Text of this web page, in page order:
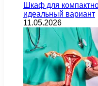
Шкаф для
идеальный вариант
11.05.2026